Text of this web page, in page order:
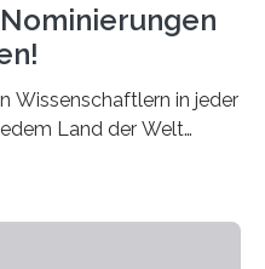
Wissenschaftlern in jeder
Land der Welt